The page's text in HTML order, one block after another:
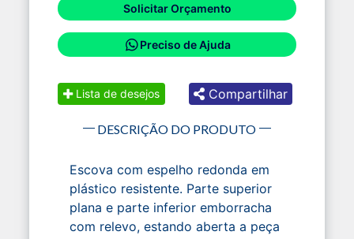
Solicitar Orçamento
Preciso de Ajuda
Lista de desejos Compartilhar
DESCRIÇÃO DO PRODUTO
Escova com espelho redonda em
plástico resistente. Parte superior
plana e parte inferior emborracha
com relevo, estando aberta a peça